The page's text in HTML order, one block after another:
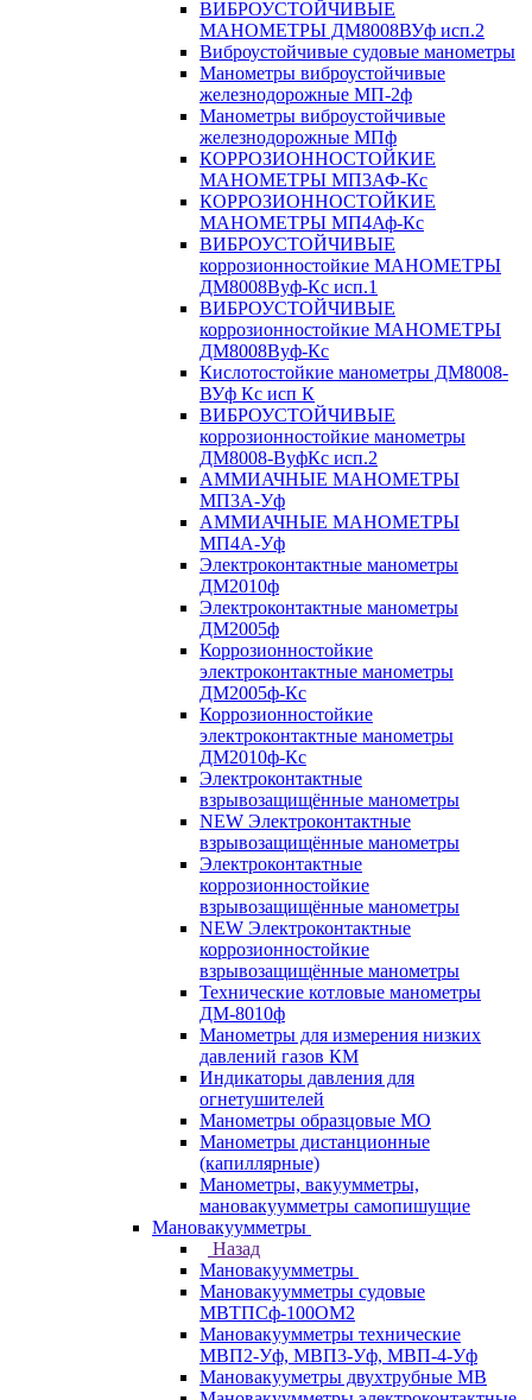
ВИБРОУСТОЙЧИВЫЕ
МАНОМЕТРЫ ДМ8008ВУф исп.2
Виброустойчивые судовые манометры
Манометры виброустойчивые
железнодорожные МП-2ф
Манометры виброустойчивые
железнодорожные МПф
КОРРОЗИОННОСТОЙКИЕ
МАНОМЕТРЫ МП3АФ-Кс
КОРРОЗИОННОСТОЙКИЕ
МАНОМЕТРЫ МП4Аф-Кс
ВИБРОУСТОЙЧИВЫЕ
коррозионностойкие МАНОМЕТРЫ
ДМ8008Вуф-Кс исп.1
ВИБРОУСТОЙЧИВЫЕ
коррозионностойкие МАНОМЕТРЫ
ДМ8008Вуф-Кс
Кислотостойкие манометры ДМ8008-
ВУф Кс исп К
ВИБРОУСТОЙЧИВЫЕ
коррозионностойкие манометры
ДМ8008-ВуфКс исп.2
АММИАЧНЫЕ МАНОМЕТРЫ
МП3А-Уф
АММИАЧНЫЕ МАНОМЕТРЫ
МП4А-Уф
Электроконтактные манометры
ДМ2010ф
Электроконтактные манометры
ДМ2005ф
Коррозионностойкие
электроконтактные манометры
ДМ2005ф-Кс
Коррозионностойкие
электроконтактные манометры
ДМ2010ф-Кс
Электроконтактные
взрывозащищённые манометры
NEW Электроконтактные
взрывозащищённые манометры
Электроконтактные
коррозионностойкие
взрывозащищённые манометры
NEW Электроконтактные
коррозионностойкие
взрывозащищённые манометры
Технические котловые манометры
ДМ-8010ф
Манометры для измерения низких
давлений газов КМ
Индикаторы давления для
огнетушителей
Манометры образцовые МО
Манометры дистанционные
(капиллярные)
Манометры, вакуумметры,
мановакуумметры самопишущие
Мановакуумметры
Назад
Мановакуумметры
Мановакуумметры судовые
МВТПСф-100ОМ2
Мановакуумметры технические
МВП2-Уф, МВП3-Уф, МВП-4-Уф
Мановакууметры двухтрубные МВ